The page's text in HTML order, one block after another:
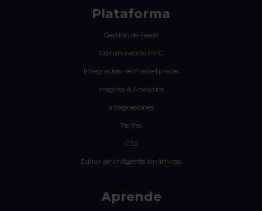
Plataforma
Gestión de Feeds
Optimización PPC
Integración de marketplaces
Insights & Analytics
Integraciones
Tarifas
CSS
Editor de imágenes dinámicas
Aprende